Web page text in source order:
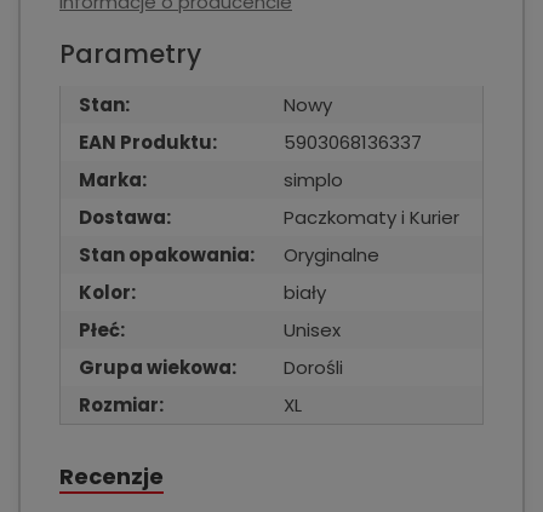
Parametry
Stan:
Nowy
EAN Produktu:
5903068136337
Marka:
simplo
Dostawa:
Paczkomaty i Kurier
Stan opakowania:
Oryginalne
Kolor:
biały
Płeć:
Unisex
Grupa wiekowa:
Dorośli
Rozmiar:
XL
Recenzje